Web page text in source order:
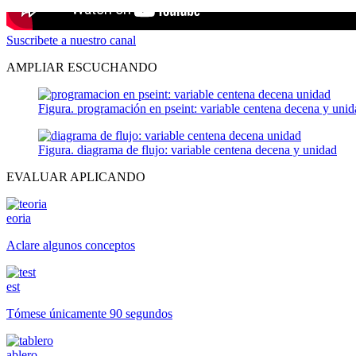
Suscribete a nuestro canal
AMPLIAR ESCUCHANDO
Figura. programación en pseint: variable centena decena y
Figura. diagrama de flujo: variable centena decena y unidad
EVALUAR APLICANDO
eoria
Aclare algunos conceptos
est
Tómese únicamente 90 segundos